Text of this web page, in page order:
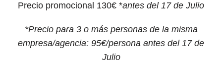
Precio promocional 130€ *antes del 17 de Julio
*Precio para 3 o más personas de la misma
empresa/agencia: 95€/persona antes del 17 de
Julio